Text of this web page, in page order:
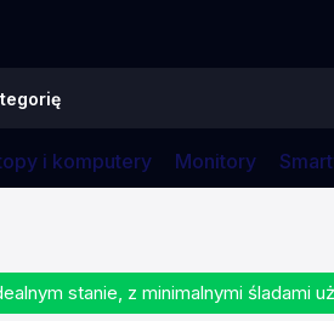
i komputery Monitory
512GB
stanie, z minimalnymi śladami